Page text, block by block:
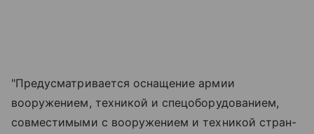
"Предусматривается оснащение армии
вооружением, техникой и спецоборудованием,
совместимыми с вооружением и техникой стран-